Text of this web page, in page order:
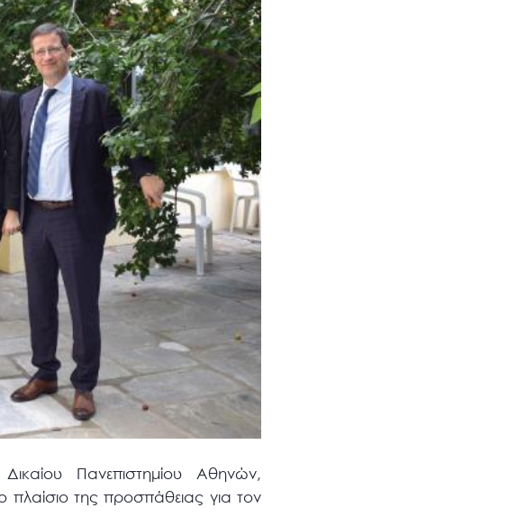
Πανεπιστημίου Αθηνών,
πλαίσιο της προσπάθειας για τον